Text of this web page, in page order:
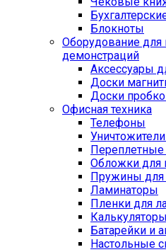
Блокноты
Оборудование для
демонстраций
Аксессуары
Доски
Доски
Офисная техника
Телефоны
Обложки для
Пружины для
Ламинаторы
Пленки для
Калькуляторы
Батарейки и
Настольные